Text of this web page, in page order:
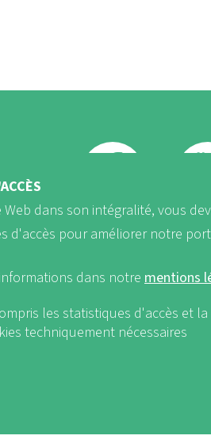
FB
dans son intégralité, vous
d'accès pour améliorer notre
dans notre mentions
les statistiques d'accès et
techniquement nécessaires